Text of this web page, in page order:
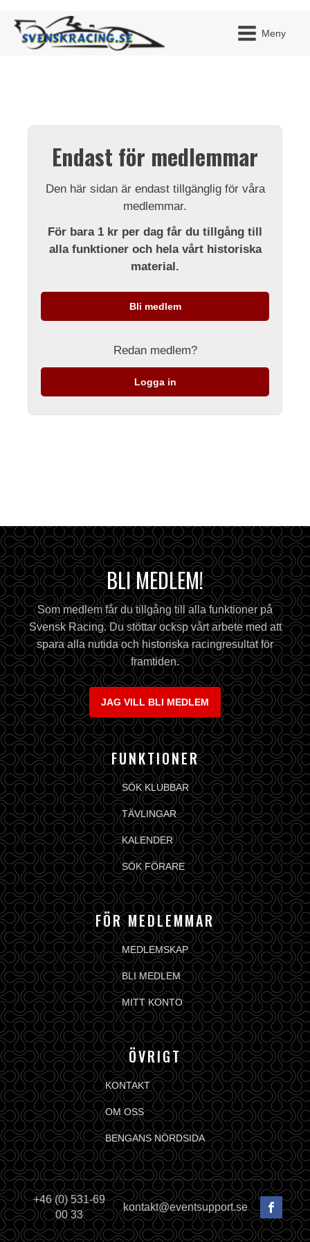
Meny
Endast för medlemmar
Den här sidan är endast tillgänglig för våra
medlemmar.
För bara 1 kr per dag får du tillgång till
alla funktioner och hela vårt historiska
material.
Bli medlem
Redan medlem?
Logga in
BLI MEDLEM!
Som medlem får du tillgång till alla funktioner på
Svensk Racing. Du stöttar ocksp vårt arbete med att
spara alla nutida och historiska racingresultat för
framtiden.
JAG VILL BLI MEDLEM
FUNKTIONER
SÖK KLUBBAR
TÄVLINGAR
KALENDER
SÖK FÖRARE
FÖR MEDLEMMAR
MEDLEMSKAP
BLI MEDLEM
MITT KONTO
ÖVRIGT
KONTAKT
OM OSS
BENGANS NÖRDSIDA
+46 (0) 531-69
00 33
kontakt@eventsupport.se